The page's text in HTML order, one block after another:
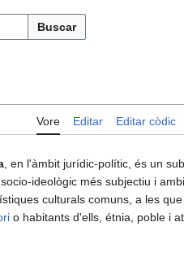
Buscar
Vore Editar Editar còdic
, en l'àmbit jurídic-polític, és un
socio-ideològic més subjectiu i
culturals comuns, a les
o habitants d'ells, étnia, poble i